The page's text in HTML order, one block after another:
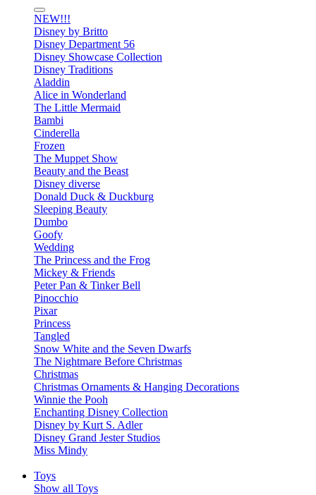
NEW!!!
Disney by Britto
Disney Department 56
Disney Showcase Collection
Disney Traditions
Aladdin
Alice in Wonderland
The Little Mermaid
Bambi
Cinderella
Frozen
The Muppet Show
Beauty and the Beast
Disney diverse
Donald Duck & Duckburg
Sleeping Beauty
Dumbo
Goofy
Wedding
The Princess and the Frog
Mickey & Friends
Peter Pan & Tinker Bell
Pinocchio
Pixar
Princess
Tangled
Snow White and the Seven Dwarfs
The Nightmare Before Christmas
Christmas
Christmas Ornaments & Hanging Decorations
Winnie the Pooh
Enchanting Disney Collection
Disney by Kurt S. Adler
Disney Grand Jester Studios
Miss Mindy
Toys
Show all Toys